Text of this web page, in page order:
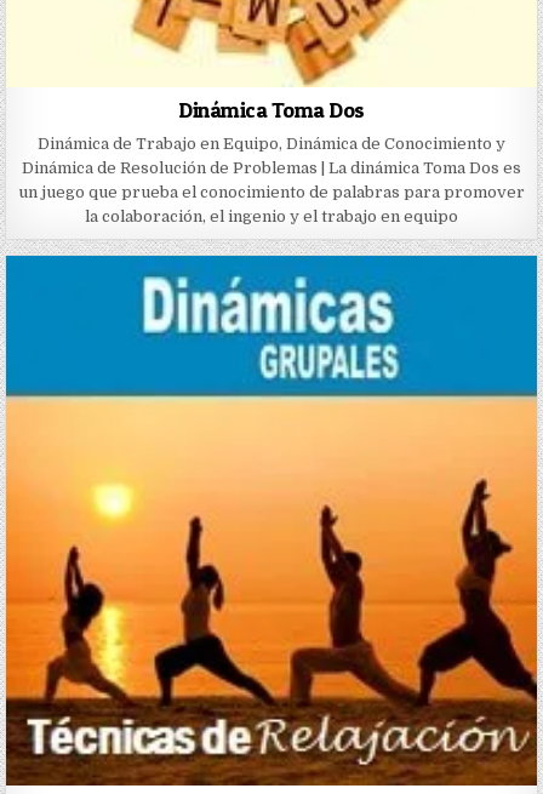
Dinámica Toma Dos
Dinámica de Trabajo en Equipo, Dinámica de Conocimiento y
Dinámica de Resolución de Problemas | La dinámica Toma Dos es
un juego que prueba el conocimiento de palabras para promover
la colaboración, el ingenio y el trabajo en equipo